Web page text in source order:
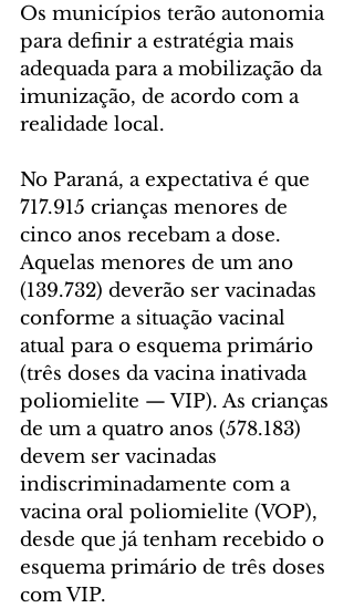
Os municípios terão autonomia
para definir a estratégia mais
adequada para a mobilização da
imunização, de acordo com a
realidade local.
No Paraná, a expectativa é que
717.915 crianças menores de
cinco anos recebam a dose.
Aquelas menores de um ano
(139.732) deverão ser vacinadas
conforme a situação vacinal
atual para o esquema primário
(três doses da vacina inativada
poliomielite — VIP). As crianças
de um a quatro anos (578.183)
devem ser vacinadas
indiscriminadamente com a
vacina oral poliomielite (VOP),
desde que já tenham recebido o
esquema primário de três doses
com VIP.